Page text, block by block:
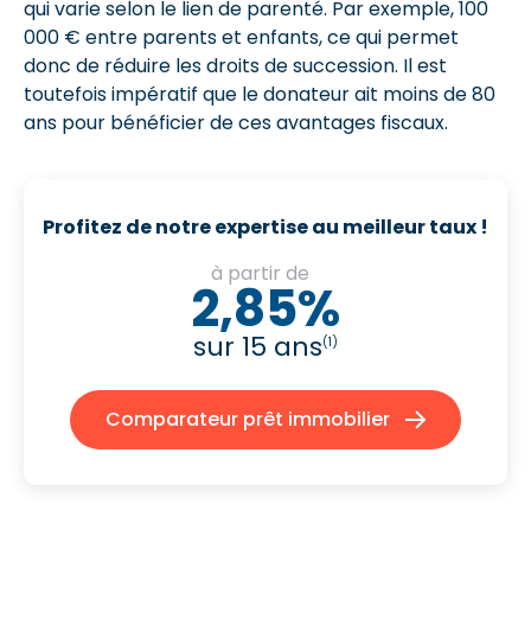
qui varie selon le lien de parenté. Par exemple, 100
000 € entre parents et enfants, ce qui permet
donc de réduire les droits de succession. Il est
toutefois impératif que le donateur ait moins de 80
ans pour bénéficier de ces avantages fiscaux.
Profitez de notre expertise au meilleur taux !
à partir de
2,85%
sur 15 ans(1)
Comparateur prêt immobilier